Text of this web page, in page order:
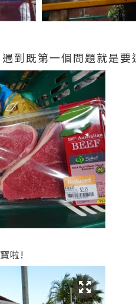
到既第一個問題就是要
啦!